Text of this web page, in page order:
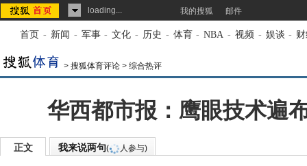
loading... 我的搜狐 邮件
首页 - 新闻 - 军事 - 文化 - 历史 - 体育 - NBA - 视频 - 娱谈 -
> 搜狐体育评论 > 综合热评
华西都市报：鹰眼技术遍
正文 我来说两句( 人参与)